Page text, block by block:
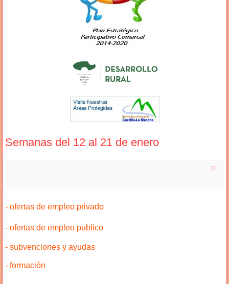
Semanas del 12 al 21 de enero
- ofertas de empleo privado
- ofertas de empleo publico
- subvenciones y ayudas
- formación